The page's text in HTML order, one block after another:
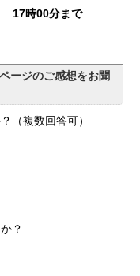
17時00分まで
ージのご感想をお聞
（複数回答可）
？